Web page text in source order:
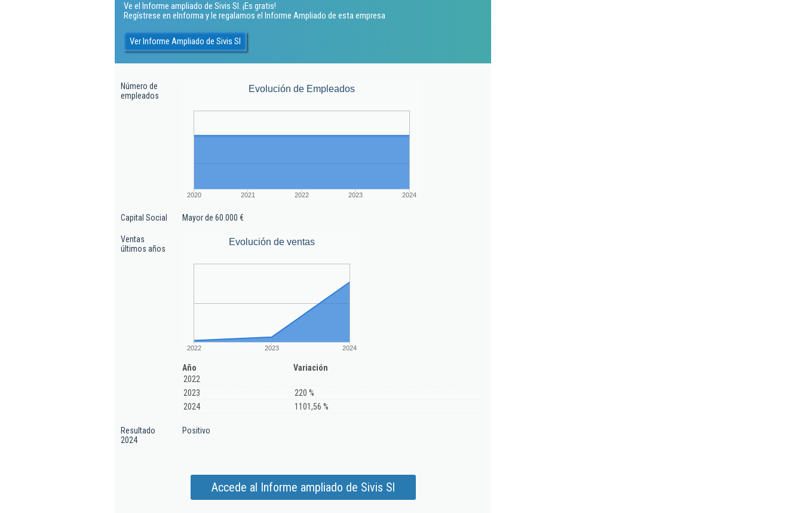
Ve el Informe ampliado de Sivis Sl. ¡Es gratis!
Regístrese en eInforma y le regalamos el Informe Ampliado de esta empresa
Ver Informe Ampliado de Sivis Sl
Número de
empleados
Evolución de Empleados
2020 2021 2022 2023 2024
Capital Social Mayor de 60.000 €
Ventas
últimos años
Evolución de ventas
2022 2023 2024
Año
Variación
2022
2023
220 %
2024
1101,56 %
Resultado
2024
Positivo
Accede al Informe ampliado de Sivis Sl